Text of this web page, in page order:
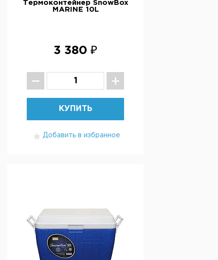
Термоконтейнер SnowBox
MARINE 10L
3 380 ₽
КУПИТЬ
Добавить в избранное